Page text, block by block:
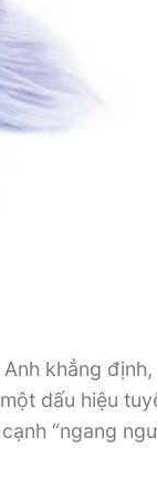
khẳng định,
dấu hiệu
“ngang